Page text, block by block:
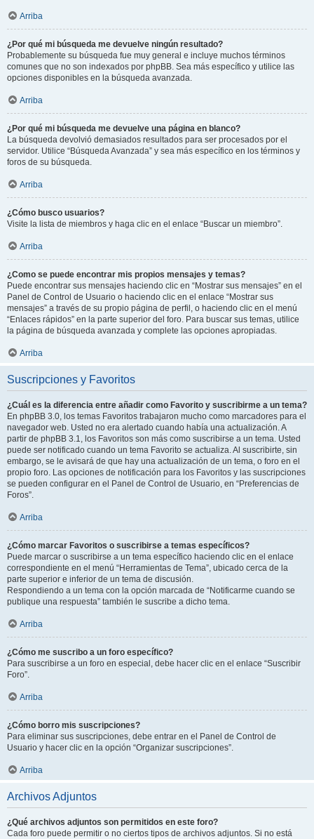
Arriba
¿Por qué mi búsqueda me devuelve ningún resultado?
Probablemente su búsqueda fue muy general e incluye muchos términos
comunes que no son indexados por phpBB. Sea más específico y utilice las
opciones disponibles en la búsqueda avanzada.
Arriba
¿Por qué mi búsqueda me devuelve una página en blanco?
La búsqueda devolvió demasiados resultados para ser procesados por el
servidor. Utilice “Búsqueda Avanzada” y sea más específico en los términos y
foros de su búsqueda.
Arriba
¿Cómo busco usuarios?
Visite la lista de miembros y haga clic en el enlace “Buscar un miembro”.
Arriba
¿Como se puede encontrar mis propios mensajes y temas?
Puede encontrar sus mensajes haciendo clic en “Mostrar sus mensajes” en el
Panel de Control de Usuario o haciendo clic en el enlace “Mostrar sus
mensajes” a través de su propio página de perfil, o haciendo clic en el menú
“Enlaces rápidos” en la parte superior del foro. Para buscar sus temas, utilice
la página de búsqueda avanzada y complete las opciones apropiadas.
Arriba
Suscripciones y Favoritos
¿Cuál es la diferencia entre añadir como Favorito y suscribirme a un tema?
En phpBB 3.0, los temas Favoritos trabajaron mucho como marcadores para el
navegador web. Usted no era alertado cuando había una actualización. A
partir de phpBB 3.1, los Favoritos son más como suscribirse a un tema. Usted
puede ser notificado cuando un tema Favorito se actualiza. Al suscribirte, sin
embargo, se le avisará de que hay una actualización de un tema, o foro en el
propio foro. Las opciones de notificación para los Favoritos y las suscripciones
se pueden configurar en el Panel de Control de Usuario, en “Preferencias de
Foros”.
Arriba
¿Cómo marcar Favoritos o suscribirse a temas específicos?
Puede marcar o suscribirse a un tema específico haciendo clic en el enlace
correspondiente en el menú “Herramientas de Tema”, ubicado cerca de la
parte superior e inferior de un tema de discusión.
Respondiendo a un tema con la opción marcada de “Notificarme cuando se
publique una respuesta” también le suscribe a dicho tema.
Arriba
¿Cómo me suscribo a un foro específico?
Para suscribirse a un foro en especial, debe hacer clic en el enlace “Suscribir
Foro”.
Arriba
¿Cómo borro mis suscripciones?
Para eliminar sus suscripciones, debe entrar en el Panel de Control de
Usuario y hacer clic en la opción “Organizar suscripciones”.
Arriba
Archivos Adjuntos
¿Qué archivos adjuntos son permitidos en este foro?
Cada foro puede permitir o no ciertos tipos de archivos adjuntos. Si no está